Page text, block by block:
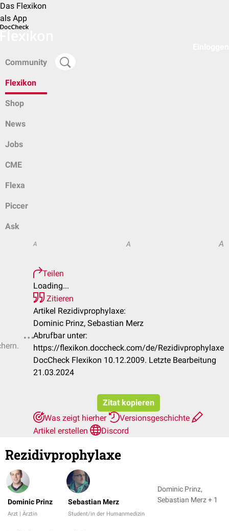
Das Flexikon
als App
Community
Flexikon
Shop
News
Jobs
CME
Flexa
Piccer
Ask
A A A
Teilen
Loading...
Zitieren
Artikel Rezidivprophylaxe:
Dominic Prinz, Sebastian Merz
Abrufbar unter:
https://flexikon.doccheck.com/de/Rezidivprophylaxe
DocCheck Flexikon 10.12.2009. Letzte Bearbeitung
21.03.2024
Zitat kopieren
Was zeigt hierher
Versionsgeschichte
Artikel erstellen
Discord
Rezidivprophylaxe
Dominic Prinz
Arzt | Ärztin
Sebastian Merz
Student/in der Humanmedizin
Dominic Prinz,
Sebastian Merz + 1